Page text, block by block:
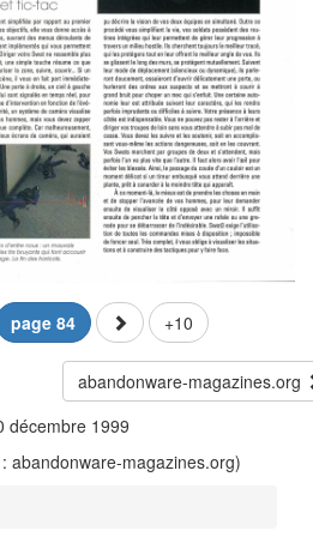
page 84 +10
abandonware-magazines.org
décembre 1999
abandonware-magazines.org)